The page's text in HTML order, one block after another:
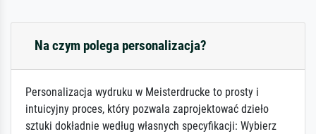
Na czym polega personalizacja?
Personalizacja wydruku w Meisterdrucke to prosty i
intuicyjny proces, który pozwala zaprojektować dzieło
sztuki dokładnie według własnych specyfikacji: Wybierz